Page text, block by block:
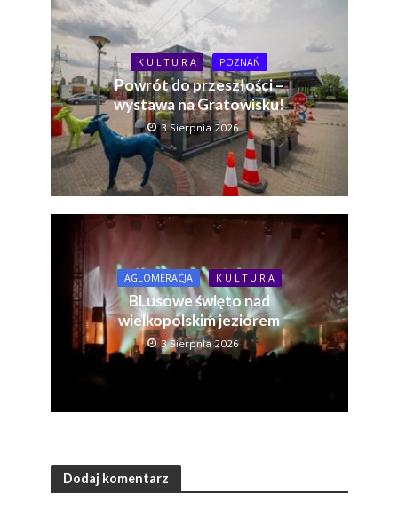
K U L T U R A POZNAŃ
Powrót do przeszłości –
wystawa na Gratowisku!
3 Sierpnia 2026
AGLOMERACJA K U L T U R A
BLusowe święto nad
wielkopolskim jeziorem
3 Sierpnia 2026
Dodaj komentarz